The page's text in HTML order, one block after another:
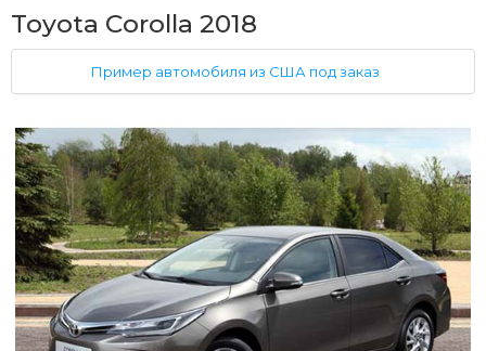
Toyota Corolla 2018
Пример автомобиля из США под заказ